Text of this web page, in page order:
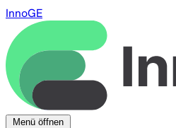
InnoGE
Menü öffnen